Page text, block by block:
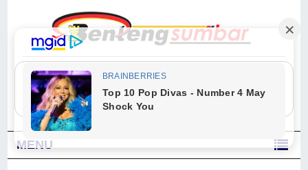
"Sesungguhnya Allah dan para malaikat-Nya berselawat untuk Nabi.
Wahai orang-orang yang beriman, berselawatlah kamu untuk Nabi dan
ucapkanlah salam dengan penuh penghormatan kepadanya." (Qs. Al
Ahzab Ayat 56)
MENU